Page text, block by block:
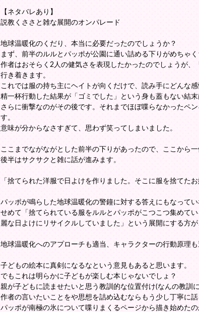
【ネタバレあり】
説教くささと雑な展開のオンパレード
地球温暖化のくだり、本当に必要だったのでしょうか？
まず、前半のルルとパッポが公園に通い詰める下りがめちゃく
作者はおそらく2人の健気さを表現したかったのでしょうが
行き着きます。
これでは服の持ち主にヘイトが向くだけで、読み手にどんな
精一杯行動した結果が「ゴミでした」という身も蓋もない結
さらに衝撃なのがその後です。それまでほぼ喋らなかったペ
す。
意味が分からなさすぎて、思わず笑ってしまいました。
ここまでながながとした前半の下りがあったので、ここから
後半はサクサクと雑に話が進みます。
「捨てられた洋服で日よけを作りました。そこに服を捨て
パッポが鳴らした地球温暖化の警鐘に対する答えにもなって
せめて「捨てられている服をルルとパッポがこつこつ集めて
麗な日よけにリサイクルしていました」という展開にする方
地球温暖化へのアプローチも適当、キャラクターの行動原理
子どもの絵本に真剣になるなという意見もあると思います。
でもこれは明らかに子どもが楽しむ本じゃないでしょ？
親が子どもに読ませたいと思う教訓的な位置付け(なんの教訓
作者の言いたいことをや思想を詰め込むならもう少し丁寧に
パッポが南極の氷について喋りまくるページから描き始めたの